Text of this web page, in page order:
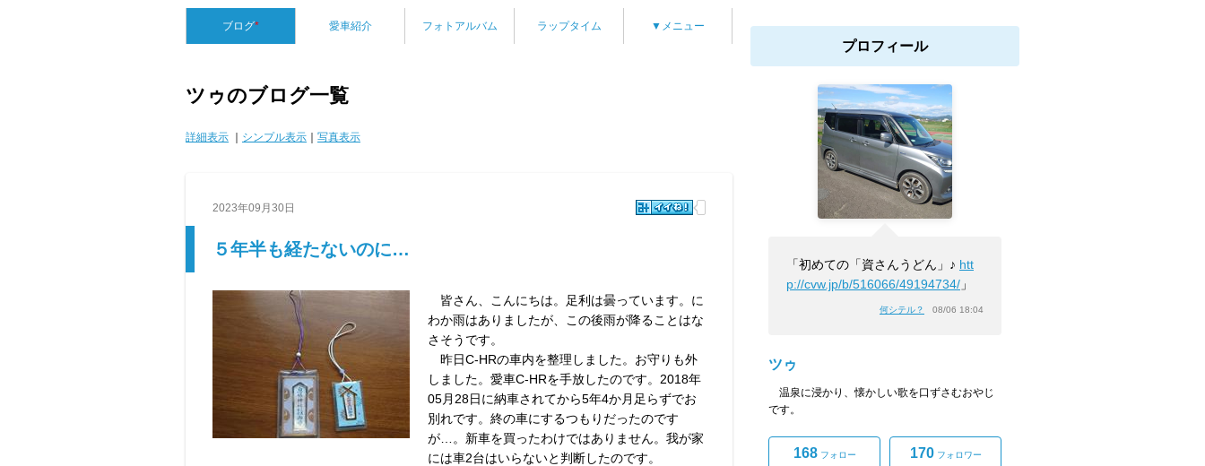
ブログ* 愛車紹介 フォトアルバム ラップタイム ▼メニュー
ツゥのブログ一覧
詳細表示 シンプル表示 写真表示
2023年09月30日
５年半も経たないのに…
皆さん、こんにちは。足利は曇っています。に
わか雨はありましたが、この後雨が降ることはな
さそうです。
昨日C-HRの車内を整理しました。お守りも外
しました。愛車C-HRを手放したのです。2018年
05月28日に納車されてから5年4か月足らずでお
別れです。終の車にするつもりだったのです
が…。新車を買ったわけではありません。我が家
には車2台はいらないと判断したのです。
プロフィール
「初めての「資さんうどん」♪ htt
p://cvw.jp/b/516066/49194734/ 」
何シテル？ 08/06 18:04
ツゥ
温泉に浸かり、懐かしい歌を口ずさむおやじ
です。
168フォロー 170フォロワー